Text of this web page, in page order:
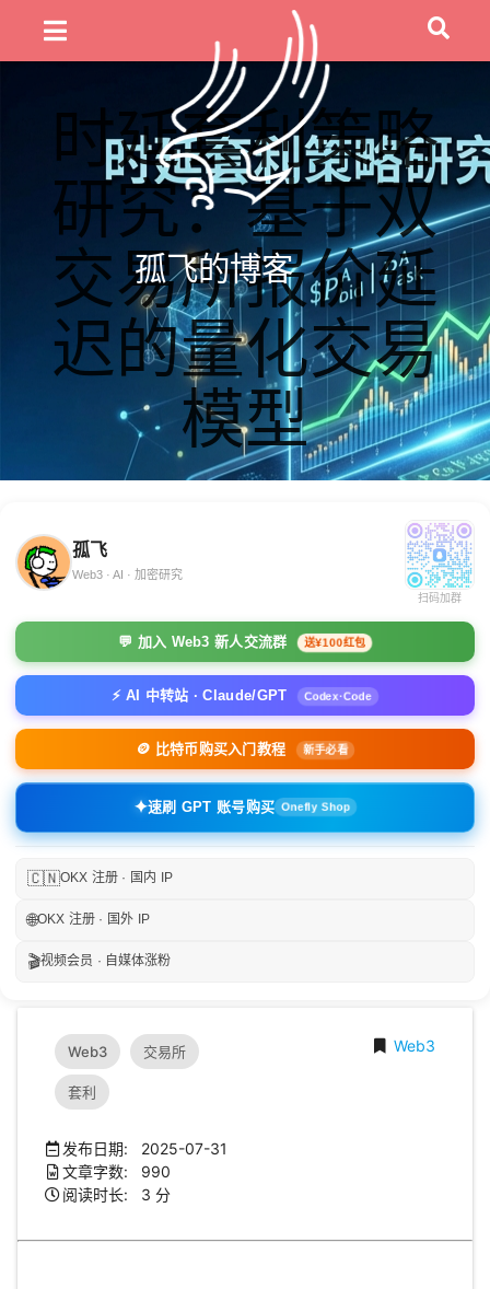
孤飞的博客
时延套利策略
研究：基于双
交易所报价延
迟的量化交易
模型
孤飞
Web3 · AI · 加密研究
扫码加群
💬 加入 Web3 新人交流群 送¥100红包
⚡ AI 中转站 · Claude/GPT Codex·Code
🪙 比特币购买入门教程 新手必看
✦速刷 GPT 账号购买 Onefly Shop
🇨🇳OKX 注册 · 国内 IP
🌐OKX 注册 · 国外 IP
🎬视频会员 · 自媒体涨粉
Web3 交易所
套利
Web3
发布日期: 2025-07-31
文章字数: 990
阅读时长: 3 分